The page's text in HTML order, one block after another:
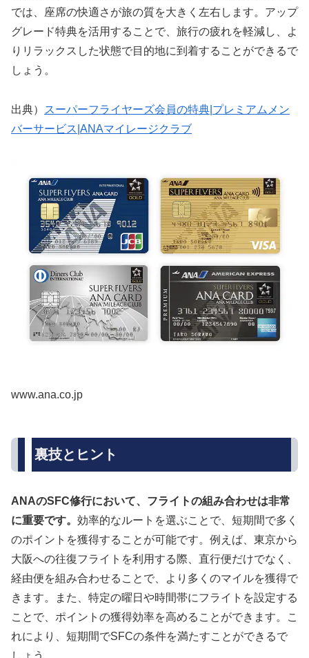
では、座席の快適さが旅の質を大きく左右します。アップ
グレード特典を活用することで、旅行の疲れを軽減し、よ
りリラックスした状態で目的地に到着することができるで
しょう。
出典）
スーパーフライヤーズ会員の特典|プレミアムメン
バーサービス|ANAマイレージクラブ
www.ana.co.jp
裏技とヒント
ANAのSFC修行において、フライトの組み合わせは非常
に重要です。 効率的なルートを選ぶことで、短期間で多く
のポイントを獲得することが可能です。例えば、東京から
大阪への往復フライトを利用する際、直行便だけでなく、
経由便を組み合わせることで、より多くのマイルを獲得で
きます。また、特定の曜日や時間帯にフライトを設定する
ことで、ポイントの獲得効率を高めることができます。こ
れにより、短期間でSFCの条件を満たすことができるで
しょう。